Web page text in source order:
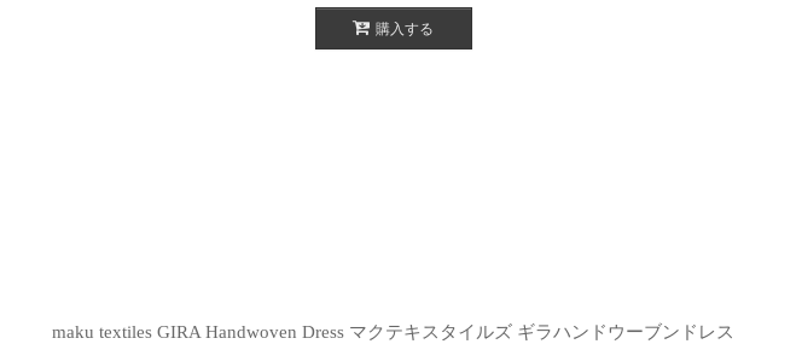
購入する
maku textiles GIRA Handwoven Dress マクテキスタイルズ ギラハンドウーブンドレス